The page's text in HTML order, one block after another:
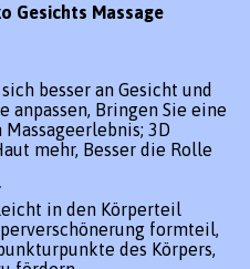
Gesichts Massage
besser an Gesicht und
anpassen, Bringen Sie eine
3D
mehr, Besser die Rolle
in den Körperteil
formteil,
des Körpers,